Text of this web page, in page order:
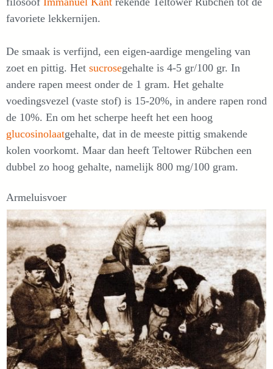
favoriete lekkernijen.
De smaak is verfijnd, een eigen-aardige mengeling van
zoet en pittig. Het sucrosegehalte is 4-5 gr/100 gr. In
andere rapen meest onder de 1 gram. Het gehalte
voedingsvezel (vaste stof) is 15-20%, in andere rapen rond
de 10%. En om het scherpe heeft het een hoog
glucosinolaatgehalte, dat in de meeste pittig smakende
kolen voorkomt. Maar dan heeft Teltower Rübchen een
dubbel zo hoog gehalte, namelijk 800 mg/100 gram.
Armeluisvoer